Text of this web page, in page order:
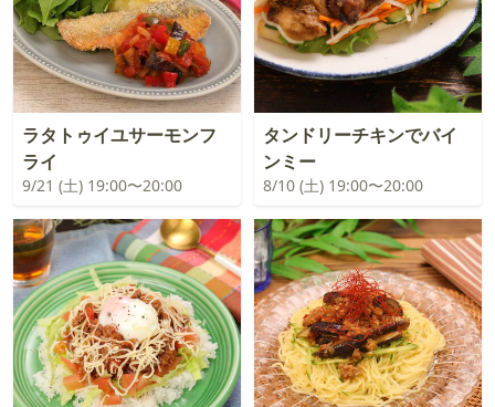
ラタトゥイユサーモンフ
ライ
9/21 (土) 19:00〜20:00
タンドリーチキンでバイ
ンミー
8/10 (土) 19:00〜20:00